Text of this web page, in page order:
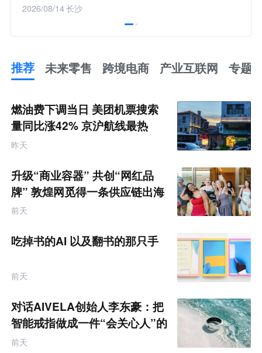
2026/08/14长沙
推荐 未来零售 跨境电商 产业互联网 专题
未
来
零
售
跨
境
商
产
业
互
联
网
题
燃油费下调当日 美团机票搜索
量同比涨42% 京沪航线最热
昨天
升级“商业容器” 共创“网红品
牌” 敦煌网觅得一条供应链出海
的新路径
前天
吃掉书的AI 以及翻书的那只手
前天
对话AIVELA创始人李东豪：把
智能戒指做成一件“会关心人”的
饰品
前天